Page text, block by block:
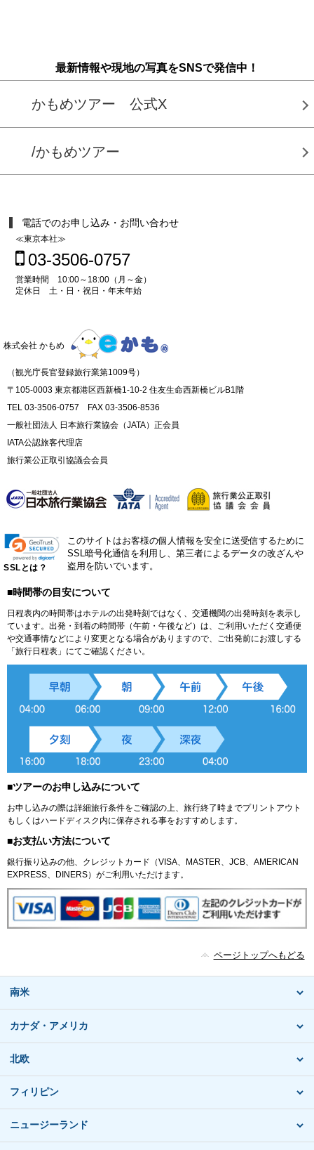
最新情報や現地の写真をSNSで発信中！
かもめツアー 公式X
/かもめツアー
電話でのお申し込み・お問い合わせ
≪東京本社≫
03-3506-0757
営業時間 10:00～18:00（月～金）
定休日 土・日・祝日・年末年始
株式会社 かもめ
（観光庁長官登録旅行業第1009号）
〒105-0003 東京都港区西新橋1-10-2 住友生命西新橋ビルB1階
TEL 03-3506-0757 FAX 03-3506-8536
一般社団法人 日本旅行業協会（JATA）正会員
IATA公認旅客代理店
旅行業公正取引協議会会員
SSLとは？
このサイトはお客様の個人情報を安全に送受信するために
SSL暗号化通信を利用し、第三者によるデータの改ざんや
盗用を防いでいます。
■時間帯の目安について
日程表内の時間帯はホテルの出発時刻ではなく、交通機関の出発時刻を表示し
ています。出発・到着の時間帯（午前・午後など）は、ご利用いただく交通便
や交通事情などにより変更となる場合がありますので、ご出発前にお渡しする
「旅行日程表」にてご確認ください。
■ツアーのお申し込みについて
お申し込みの際は詳細旅行条件をご確認の上、旅行終了時までプリントアウト
もしくはハードディスク内に保存される事をおすすめします。
■お支払い方法について
銀行振り込みの他、クレジットカード（VISA、MASTER、JCB、AMERICAN
EXPRESS、DINERS）がご利用いただけます。
ページトップへもどる
南米
カナダ・アメリカ
北欧
フィリピン
ニュージーランド